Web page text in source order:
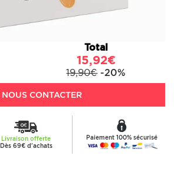
Total
15,92€
19,90€ -20%
NOUS CONTACTER
Livraison offerte
Dès 69€ d'achats
Paiement 100% sécurisé